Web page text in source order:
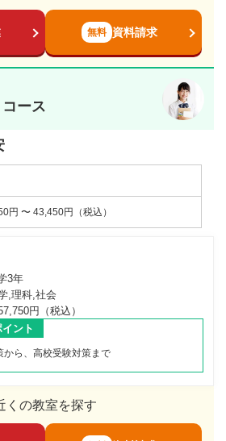
無料 資料請求
ース
円 〜 43,450円（税込）
3年
,理科,社会
円（税込）
ント
ら、高校受験対策まで
くの教室を探す